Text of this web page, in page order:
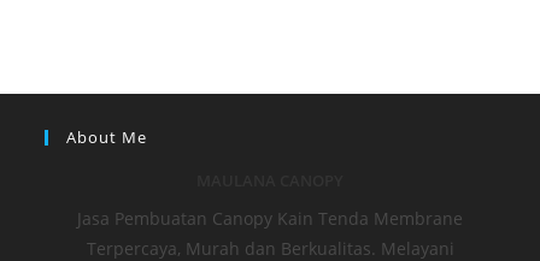
About Me
Jasa Pembuatan Canopy Kain Tenda Membrane
Terpercaya, Murah dan Berkualitas. Melayani